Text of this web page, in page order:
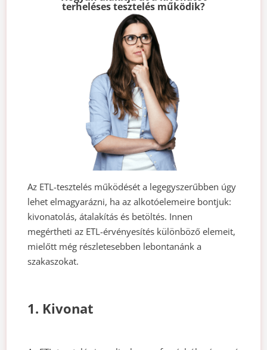
terheléses tesztelés működik?
Az ETL-tesztelés működését a legegyszerűbben úgy
lehet elmagyarázni, ha az alkotóelemeire bontjuk:
kivonatolás, átalakítás és betöltés. Innen
megértheti az ETL-érvényesítés különböző elemeit,
mielőtt még részletesebben lebontanánk a
szakaszokat.
1. Kivonat